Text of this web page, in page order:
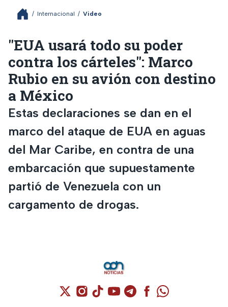
/ Internacional / Video
"EUA usará todo su poder
contra los cárteles": Marco
Rubio en su avión con destino
a México
Estas declaraciones se dan en el
marco del ataque de EUA en aguas
del Mar Caribe, en contra de una
embarcación que supuestamente
partió de Venezuela con un
cargamento de drogas.
Cuenta de X / Twitter (se abre en una
Cuenta de Instagram (se abre en una
Cuenta de TikTok (se abre en
Cuenta de YouTube (se abre
Cuenta de Telegram (se
Cuenta de
Cuenta de